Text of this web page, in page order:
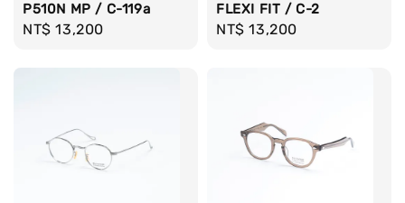
P510N MP / C-119a
Regular
NT$ 13,200
FLEXI FIT / C-2
Regular
NT$ 13,200